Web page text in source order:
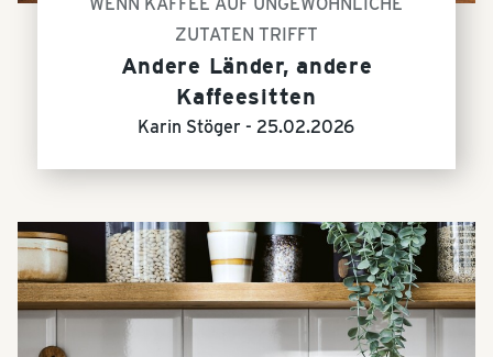
ZUTATEN TRIFFT
Andere Länder, andere
Kaffeesitten
Karin Stöger -25.02.2026